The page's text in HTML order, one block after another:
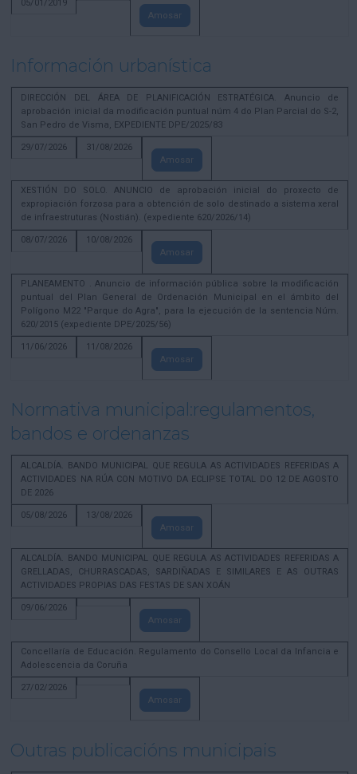
Amosar
Información urbanística
DIRECCIÓN DEL ÁREA DE PLANIFICACIÓN ESTRATÉGICA. Anuncio de
aprobación inicial da modificación puntual núm 4 do Plan Parcial do S-2,
San Pedro de Visma, EXPEDIENTE DPE/2025/83
29/07/2026
31/08/2026
Amosar
XESTIÓN DO SOLO. ANUNCIO de aprobación inicial do proxecto de
expropiación forzosa para a obtención de solo destinado a sistema xeral
de infraestruturas (Nostián). (expediente 620/2026/14)
08/07/2026
10/08/2026
Amosar
PLANEAMENTO . Anuncio de información pública sobre la modificación
puntual del Plan General de Ordenación Municipal en el ámbito del
Polígono M22 "Parque do Agra", para la ejecución de la sentencia Núm.
620/2015 (expediente DPE/2025/56)
11/06/2026
11/08/2026
Amosar
Normativa municipal:regulamentos,
bandos e ordenanzas
ALCALDÍA. BANDO MUNICIPAL QUE REGULA AS ACTIVIDADES REFERIDAS A
ACTIVIDADES NA RÚA CON MOTIVO DA ECLIPSE TOTAL DO 12 DE AGOSTO
DE 2026
05/08/2026
13/08/2026
Amosar
ALCALDÍA. BANDO MUNICIPAL QUE REGULA AS ACTIVIDADES REFERIDAS A
GRELLADAS, CHURRASCADAS, SARDIÑADAS E SIMILARES E AS OUTRAS
ACTIVIDADES PROPIAS DAS FESTAS DE SAN XOÁN
09/06/2026
Amosar
Concellaría de Educación. Regulamento do Consello Local da Infancia e
Adolescencia da Coruña
27/02/2026
Amosar
Outras publicacións municipais